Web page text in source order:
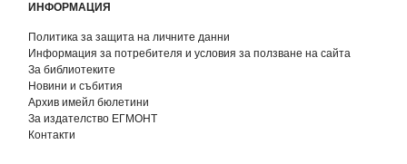
ИНФОРМАЦИЯ
Политика за защита на личните данни
Информация за потребителя и условия за ползване на сайта
За библиотеките
Новини и събития
Архив имейл бюлетини
За издателство ЕГМОНТ
Контакти